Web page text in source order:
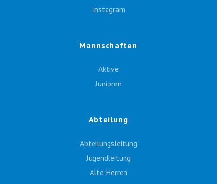
Instagram
Mannschaften
Aktive
Junioren
Abteilung
Abteilungsleitung
Jugendleitung
Alte Herren